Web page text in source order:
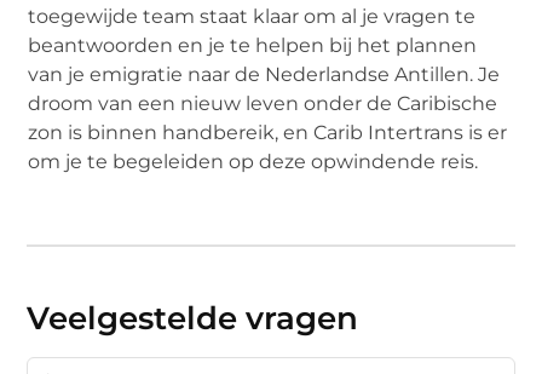
toegewijde team staat klaar om al je vragen te
beantwoorden en je te helpen bij het plannen
van je emigratie naar de Nederlandse Antillen. Je
droom van een nieuw leven onder de Caribische
zon is binnen handbereik, en Carib Intertrans is er
om je te begeleiden op deze opwindende reis.
Veelgestelde vragen